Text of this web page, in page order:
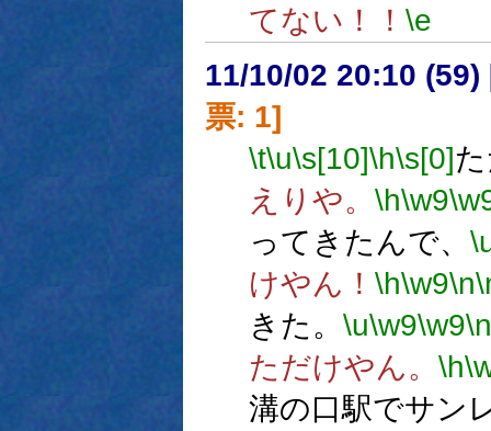
てない！！ \e
11/10/02 20:10 (59)
票: 1]
\t\u\s[10]\h\s[0]
えりや。 \h\w9
ってきたんで、
けやん！ \h\w9\n
きた。 \u\w9\w9\n
ただけやん。 \h
溝の口駅でサン